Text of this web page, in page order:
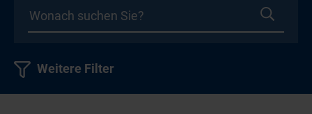
Weitere Filter